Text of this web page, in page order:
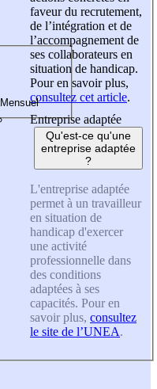
faveur du recrutement,
de l’intégration et de
l’accompagnement de
ses collaborateurs en
situation de handicap.
Pour en savoir plus,
consultez cet article.
Entreprise adaptée
Qu'est-ce qu'une
entreprise adaptée
?
L'entreprise adaptée
permet à un travailleur
en situation de
handicap d'exercer
une activité
professionnelle dans
des conditions
adaptées à ses
capacités. Pour en
savoir plus, consultez
le site de l’UNEA.